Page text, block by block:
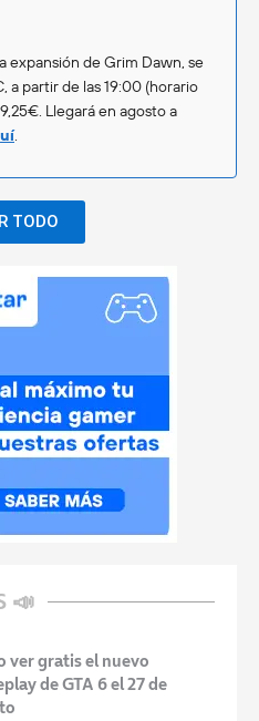
expansión de Grim Dawn, se
a partir de las 19:00 (horario
Llegará en agosto a
.
TODO
📣
ver gratis el nuevo
de GTA 6 el 27 de